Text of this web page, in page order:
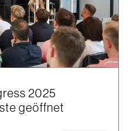
2025
geöffnet